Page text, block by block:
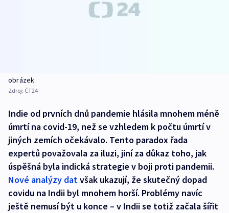
obrázek
Zdroj: ČT24
Indie od prvních dnů pandemie hlásila mnohem méně
úmrtí na covid-19, než se vzhledem k počtu úmrtí v
jiných zemích očekávalo. Tento paradox řada
expertů považovala za iluzi, jiní za důkaz toho, jak
úspěšná byla indická strategie v boji proti pandemii.
Nové analýzy datvšak ukazují, že skutečný dopad
covidu na Indii byl mnohem horší. Problémy navíc
ještě nemusí být u konce –⁠ v Indii se totiž začala šířit